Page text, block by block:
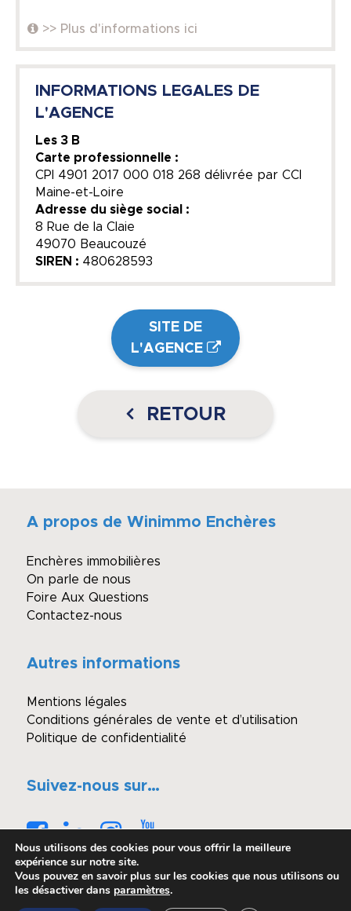
>> Plus d'informations ici
INFORMATIONS LEGALES DE
L'AGENCE
Les 3 B
Carte professionnelle :
CPI 4901 2017 000 018 268 délivrée par CCI
Maine-et-Loire
Adresse du siège social :
8 Rue de la Claie
49070 Beaucouzé
SIREN : 480628593
SITE DE
L'AGENCE
RETOUR
A propos de Winimmo Enchères
Enchères immobilières
On parle de nous
Foire Aux Questions
Contactez-nous
Autres informations
Mentions légales
Conditions générales de vente et d’utilisation
Politique de confidentialité
Suivez-nous sur…
© Copyright - Winimmo enchères
Nous utilisons des cookies pour vous offrir la meilleure
expérience sur notre site.
Vous pouvez en savoir plus sur les cookies que nous utilisons ou
les désactiver dans paramètres.